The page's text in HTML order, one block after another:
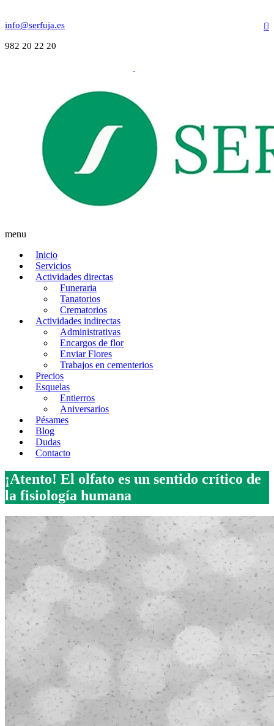
info@serfuja.es
982 20 22 20
menu
Inicio
Servicios
Actividades directas
Funeraria
Tanatorios
Crematorios
Actividades indirectas
Administrativas
Encargos de flor
Enviar Flores
Trabajos en cementerios
Precios
Esquelas
Entierros
Aniversarios
Pésames
Blog
Dudas
Contacto
¡Atento! El olfato es un sentido crítico de
la fisiología humana